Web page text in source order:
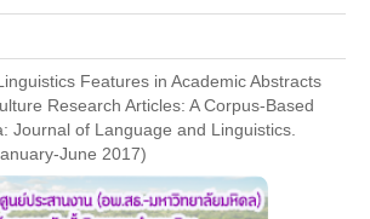
Features in Academic Abstracts
Research Articles: A Corpus-Based
Journal of Language and Linguistics.
June 2017)